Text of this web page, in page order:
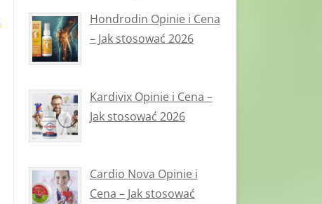
Hondrodin Opinie i Cena
– Jak stosować 2026
Kardivix Opinie i Cena –
Jak stosować 2026
Cardio Nova Opinie i
Cena – Jak stosować